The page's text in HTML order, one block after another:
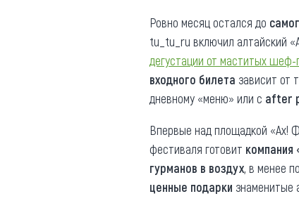
Ровно месяц остался до
tu_tu_ru включил алтайский
дегустации от маститых шеф-
входного билета зависит от
дневному «меню» или с after
Впервые над площадкой «Ах!
фестиваля готовит компания
гурманов в воздух, в менее
ценные подарки знаменитые